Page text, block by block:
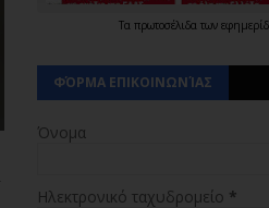
Τα πρωτοσέλιδα των
ΦΌΡΜΑ ΕΠΙΚΟΙΝΩΝΊΑΣ
Όνομα
Ηλεκτρονικό ταχυδρομείο *